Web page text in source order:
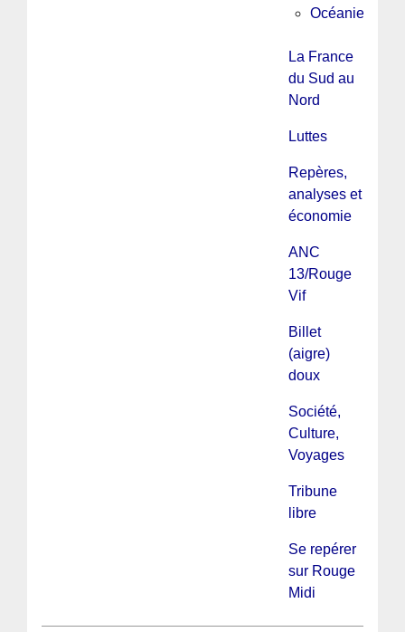
Océanie
La France
du Sud au
Nord
Luttes
Repères,
analyses et
économie
ANC
13/Rouge
Vif
Billet
(aigre)
doux
Société,
Culture,
Voyages
Tribune
libre
Se repérer
sur Rouge
Midi